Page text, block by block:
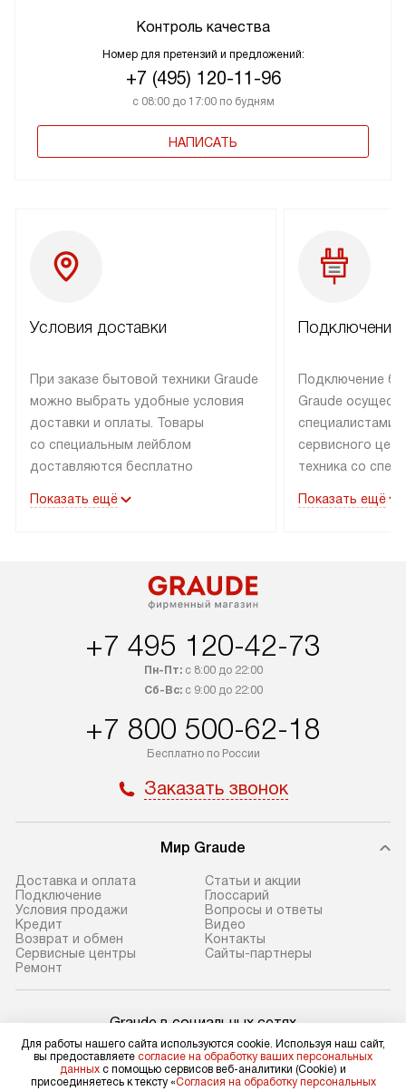
Контроль качества
Номер для претензий и предложений:
+7 (495) 120-11-96
с 08:00 до 17:00 по будням
НАПИСАТЬ
Условия доставки
При заказе бытовой техники Graude
можно выбрать удобные условия
доставки и оплаты. Товары
со специальным лейблом
доставляются бесплатно
до подъезда, а выезд за МКАД
могут быть отгружены покупателю
в течение трех дней. Доставка
регионы осуществляется через
100% предоплаты компания
до представительства
транспортной компании в Москве.
у менеджера при оформлении
В назначенный день служба
доставки привезет упакованный
прибор до подъезда. Если
требуется переместить прибор
до двери квартиры или до места
установки, это нужно согласовать
дополнительная плата. Учитывайте
габариты прибора: если
он не проходит через дверной
Показать ещё
Подключение
Подключение
Graude
специалистами
сервисного
техника со
наличии
и канализации,
сайте в
отдельных
и подключение
производится
коммуникаций,
материалы,
Показать ещё
+7 495 120-42-73
Пн-Пт:с 8:00 до 22:00
Сб-Вс:с 9:00 до 22:00
+7 800 500-62-18
Бесплатно по России
Заказать звонок
Мир Graude
Доставка и оплата
Подключение
Условия продажи
Кредит
Возврат и обмен
Сервисные центры
Ремонт
Статьи и акции
Глоссарий
Вопросы и ответы
Видео
Контакты
Сайты-партнеры
Graude в социальных сетях
Для работы нашего сайта используются cookie. Используя наш сайт,
вы предоставляете согласие на обработку ваших персональных
данных с помощью сервисов веб-аналитики (Cookie) и
присоединяетесь к тексту «Согласия на обработку персональных